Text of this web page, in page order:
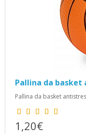
Pallina da basket
Pallina da basket
1,20€